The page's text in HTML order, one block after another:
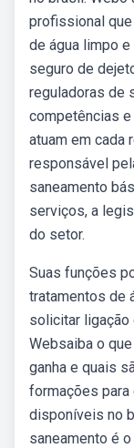
profissional
de água limpo
seguro de
reguladoras de
competências e
atuam em cada
responsável
saneamento
serviços, a
do setor.
Suas funções
tratamentos de
solicitar ligação
Websaiba o
ganha e quais
formações para
disponíveis no
saneamento é